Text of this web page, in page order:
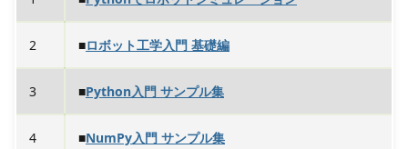
2 ■ロボット工学入門 基礎編
3 ■Python入門 サンプル集
4 ■NumPy入門 サンプル集